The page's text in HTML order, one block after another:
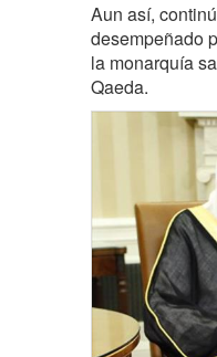
Aun así,
desempeñado
la monarquía
Qaeda.